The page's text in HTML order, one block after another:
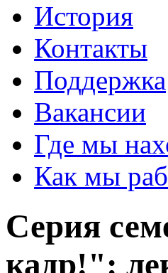
История
Контакты
Поддержка
Вакансии
Где мы
Как мы
Серия
кадр!":